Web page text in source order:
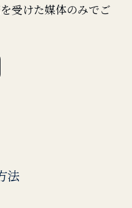
受けた媒体のみでご
法